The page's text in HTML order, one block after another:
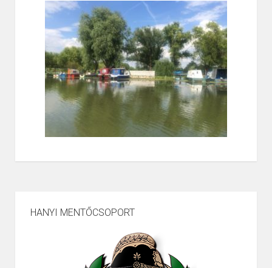
HANYI MENTŐCSOPORT